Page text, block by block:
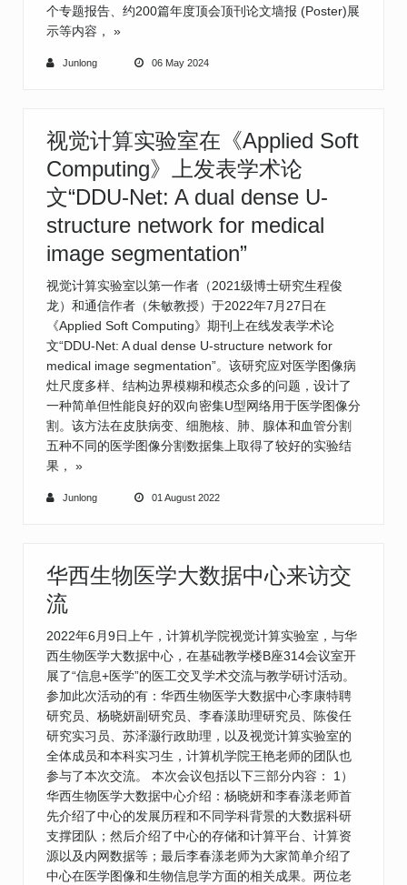
个专题报告、约200篇年度顶会顶刊论文墙报 (Poster)展
示等内容， »
Junlong 06 May 2024
视觉计算实验室在《Applied Soft
Computing》上发表学术论
文“DDU-Net: A dual dense U-
structure network for medical
image segmentation”
视觉计算实验室以第一作者（2021级博士研究生程俊
龙）和通信作者（朱敏教授）于2022年7月27日在
《Applied Soft Computing》期刊上在线发表学术论
文“DDU-Net: A dual dense U-structure network for
medical image segmentation”。该研究应对医学图像病
灶尺度多样、结构边界模糊和模态众多的问题，设计了
一种简单但性能良好的双向密集U型网络用于医学图像分
割。该方法在皮肤病变、细胞核、肺、腺体和血管分割
五种不同的医学图像分割数据集上取得了较好的实验结
果， »
Junlong 01 August 2022
华西生物医学大数据中心来访交
流
2022年6月9日上午，计算机学院视觉计算实验室，与华
西生物医学大数据中心，在基础教学楼B座314会议室开
展了“信息+医学”的医工交叉学术交流与教学研讨活动。
参加此次活动的有：华西生物医学大数据中心李康特聘
研究员、杨晓妍副研究员、李春漾助理研究员、陈俊任
研究实习员、苏泽灏行政助理，以及视觉计算实验室的
全体成员和本科实习生，计算机学院王艳老师的团队也
参与了本次交流。 本次会议包括以下三部分内容： 1）
华西生物医学大数据中心介绍：杨晓妍和李春漾老师首
先介绍了中心的发展历程和不同学科背景的大数据科研
支撑团队；然后介绍了中心的存储和计算平台、计算资
源以及内网数据等；最后李春漾老师为大家简单介绍了
中心在医学图像和生物信息学方面的相关成果。两位老